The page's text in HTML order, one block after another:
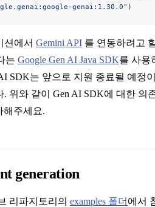
genai:1.30.0" )
션에서 Gemini API 를 연동하려고
는 Google Gen AI Java SDK를 사용
SDK는 앞으로 지원 종료될 예정
. 위와 같이 Gen AI SDK에 대한 의
해주세요.
generation
리파지토리의 examples 폴더 에서